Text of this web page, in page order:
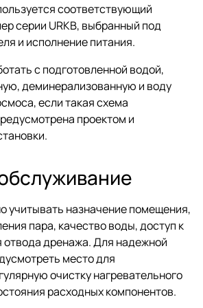
соответствующий
серии URKB, выбранный под
и исполнение питания.
с подготовленной водой,
деминерализованную и воду
если такая схема
проектом и
учитывать назначение помещения,
пара, качество воды, доступ к
отвода дренажа. Для надежной
место для
очистку нагревательного
расходных компонентов.